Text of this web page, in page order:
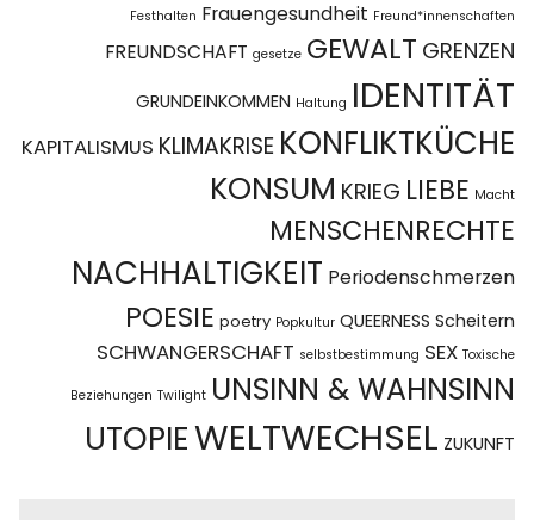
Festhalten Frauengesundheit Freund*innenschaften
FREUNDSCHAFT gesetze GEWALT GRENZEN
GRUNDEINKOMMEN Haltung IDENTITÄT
KAPITALISMUS KLIMAKRISE KONFLIKTKÜCHE
KONSUM KRIEG LIEBE Macht
MENSCHENRECHTE
NACHHALTIGKEIT Periodenschmerzen
POESIE poetry Popkultur QUEERNESS Scheitern
SCHWANGERSCHAFT selbstbestimmung SEX Toxische
Beziehungen Twilight UNSINN & WAHNSINN
UTOPIEWELTWECHSEL ZUKUNFT